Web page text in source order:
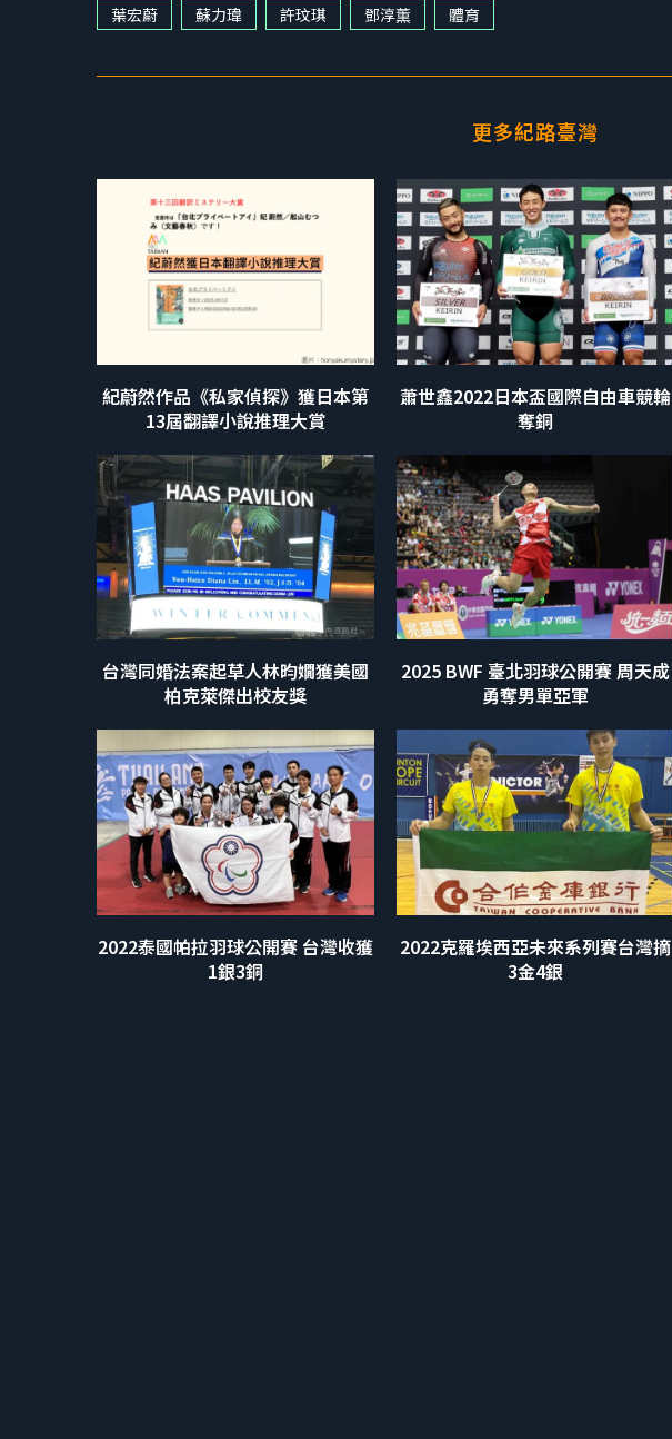
葉宏蔚
蘇力瑋 許玟琪 鄧淳薫 體育
更多紀路臺灣
紀蔚然作品《私家偵探》獲日本第
13屆翻譯小說推理大賞
蕭世鑫2022日本盃國際自由車競輪
奪銅
台灣同婚法案起草人林昀嫺獲美國
柏克萊傑出校友獎
2025 BWF 臺北羽球公開賽 周天成
勇奪男單亞軍
2022泰國帕拉羽球公開賽 台灣收獲
1銀3銅
2022克羅埃西亞未來系列賽台灣摘
3金4銀